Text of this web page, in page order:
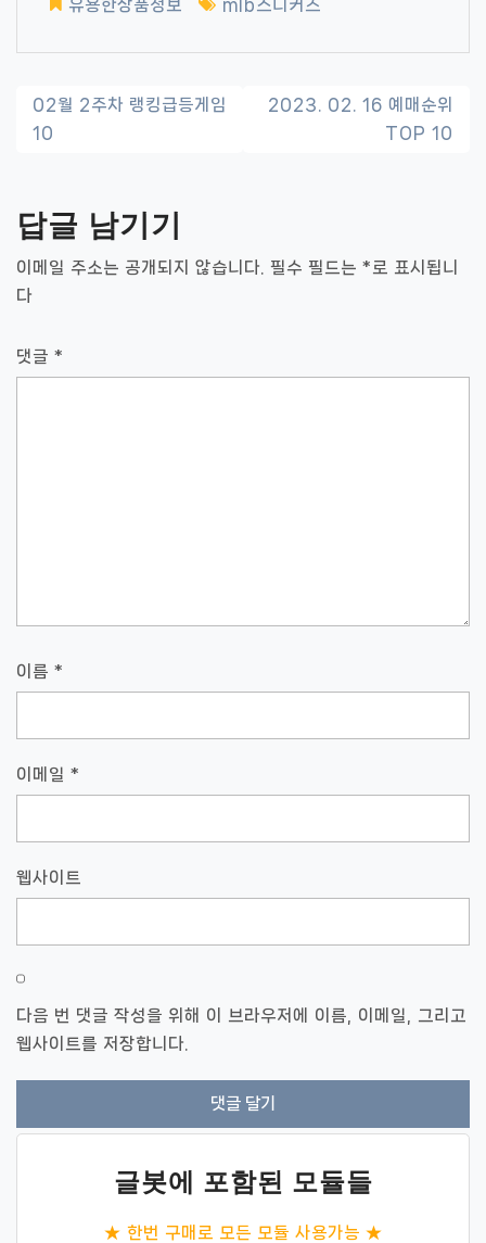
유용한상품정보 mlb스니커즈
글
내
게
이
션
02월 2주차 랭킹급등게임
10
2023. 02. 16 예매순위
TOP 10
답글 남기기
이메일 주소는 공개되지 않습니다. 필수 필드는 * 로 표시됩니
다
댓글 *
이름 *
이메일 *
웹사이트
다음 번 댓글 작성을 위해 이 브라우저에 이름, 이메일, 그리고
웹사이트를 저장합니다.
글봇에 포함된 모듈들
★ 한번 구매로 모든 모듈 사용가능 ★